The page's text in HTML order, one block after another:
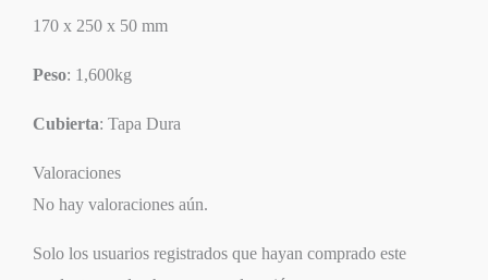
170 x 250 x 50 mm
Peso: 1,600kg
Cubierta: Tapa Dura
Valoraciones
No hay valoraciones aún.
Solo los usuarios registrados que hayan comprado este